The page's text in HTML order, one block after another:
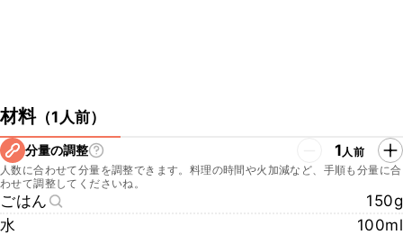
材料（1人前）
分量の調整 1人前
人数に合わせて分量を調整できます。料理の時間や火加減など、手順も分量に合
わせて調整してくださいね。
ごはん
150g
水
100ml